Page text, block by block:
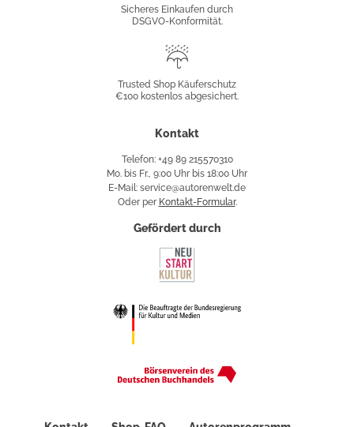
Sicheres Einkaufen durch
DSGVO-Konformität.
Käuferschutz
Trusted Shop Käuferschutz
€100 kostenlos abgesichert.
Kontakt
Telefon: +49 89 215570310
Mo. bis Fr., 9:00 Uhr bis 18:00 Uhr
E-Mail: service@autorenwelt.de
Oder per Kontakt-Formular.
Gefördert durch